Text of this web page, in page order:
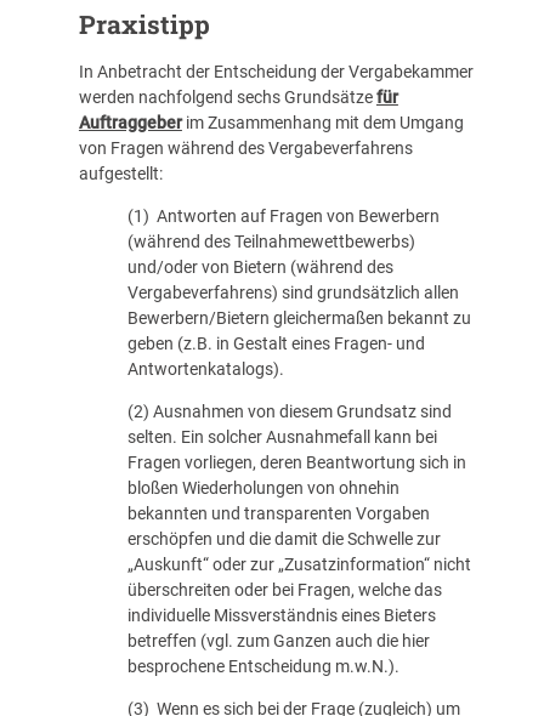
Praxistipp
In Anbetracht der Entscheidung der Vergabekammer
werden nachfolgend sechs Grundsätzefür
Auftraggeberim Zusammenhang mit dem Umgang
von Fragen während des Vergabeverfahrens
aufgestellt:
(1) Antworten auf Fragen von Bewerbern
(während des Teilnahmewettbewerbs)
und/oder von Bietern (während des
Vergabeverfahrens) sind grundsätzlich allen
Bewerbern/Bietern gleichermaßen bekannt zu
geben (z.B. in Gestalt eines Fragen- und
Antwortenkatalogs).
(2) Ausnahmen von diesem Grundsatz sind
selten. Ein solcher Ausnahmefall kann bei
Fragen vorliegen, deren Beantwortung sich in
bloßen Wiederholungen von ohnehin
bekannten und transparenten Vorgaben
erschöpfen und die damit die Schwelle zur
„Auskunft“ oder zur „Zusatzinformation“ nicht
überschreiten oder bei Fragen, welche das
individuelle Missverständnis eines Bieters
betreffen (vgl. zum Ganzen auch die hier
besprochene Entscheidung m.w.N.).
(3) Wenn es sich bei der Frage (zugleich) um